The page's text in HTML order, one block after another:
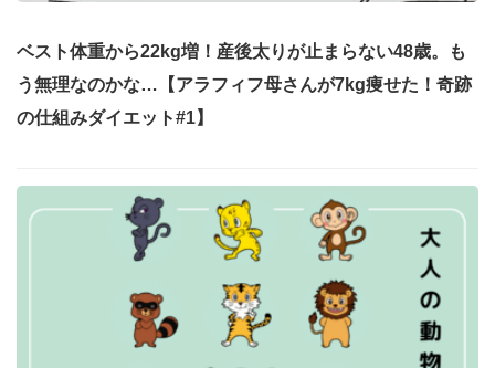
ベスト体重から22kg増！産後太りが止まらない48歳。も
う無理なのかな…【アラフィフ母さんが7kg痩せた！奇跡
の仕組みダイエット#1】